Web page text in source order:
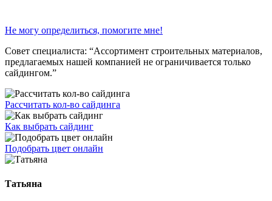
Не могу определиться, помогите мне!
Совет специалиста: “Ассортимент строительных материалов,
предлагаемых нашей компанией не ограничивается только
сайдингом.”
Рассчитать кол-во сайдинга
Как выбрать сайдинг
Подобрать цвет онлайн
Татьяна